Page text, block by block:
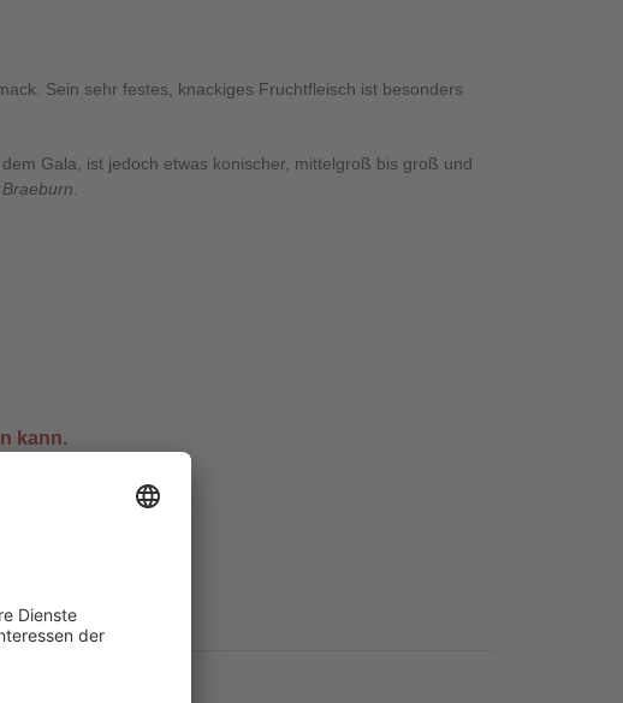
Sein sehr festes, knackiges Fruchtfleisch ist besonders
Gala, ist jedoch etwas konischer, mittelgroß bis groß und
Braeburn
kann.